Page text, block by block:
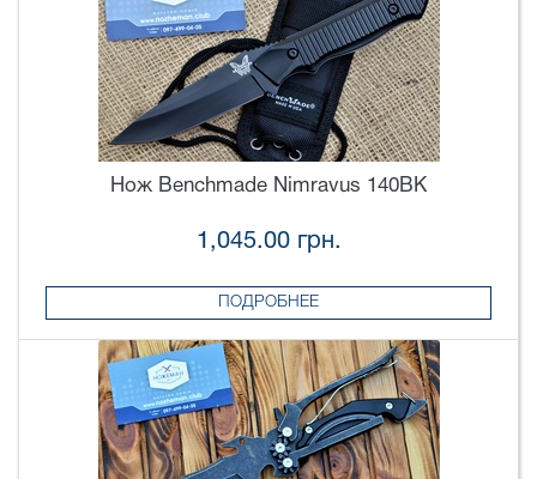
Нож Benchmade Nimravus 140BK
1,045.00 грн.
ПОДРОБНЕЕ